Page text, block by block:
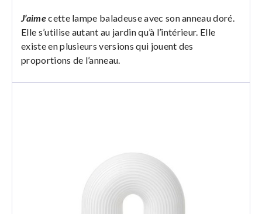
J’aimecette lampe baladeuse avec son anneau doré.
Elle s’utilise autant au jardin qu’à l’intérieur. Elle
existe en plusieurs versions qui jouent des
proportions de l’anneau.